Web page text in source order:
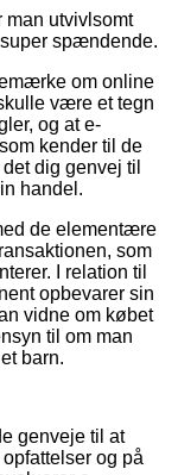
man utvivlsomt
spændende.
om online
være et tegn
og at e-
kender til de
dig genvej til
handel.
de elementære
som
I relation til
opbevarer sin
vidne om købet
til om man
barn.
genveje til at
og på